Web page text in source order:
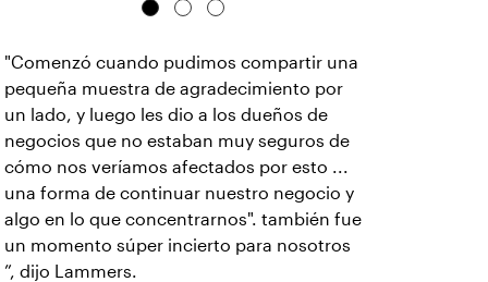
"Comenzó cuando pudimos compartir una
pequeña muestra de agradecimiento por
un lado, y luego les dio a los dueños de
negocios que no estaban muy seguros de
cómo nos veríamos afectados por esto ...
una forma de continuar nuestro negocio y
algo en lo que concentrarnos". también fue
un momento súper incierto para nosotros
”, dijo Lammers.